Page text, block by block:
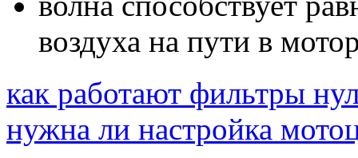
воздуха на пути в
как работают фильтры
нужна ли настройка